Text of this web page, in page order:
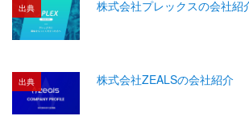
出典 株式会社プレックスの会社紹
出典 株式会社ZEALSの会社紹介